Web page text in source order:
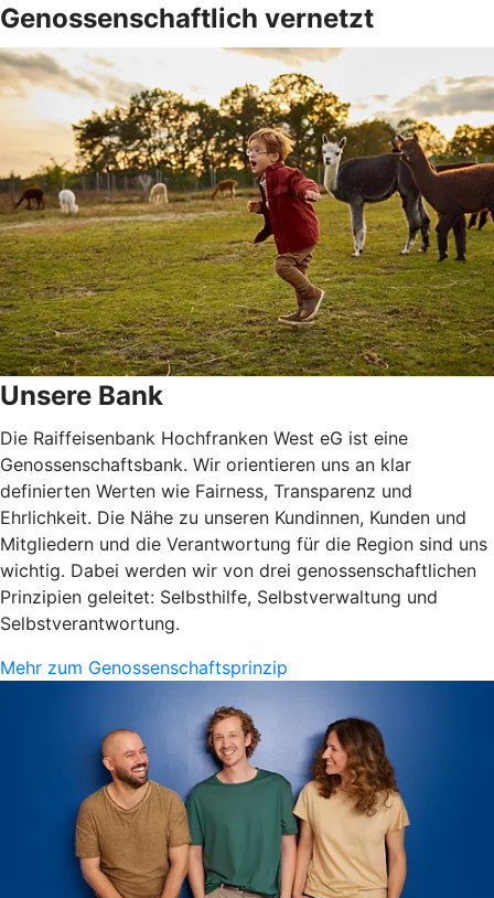
Genossenschaftlich vernetzt
Unsere Bank
Die Raiffeisenbank Hochfranken West eG ist eine
Genossenschaftsbank. Wir orientieren uns an klar
definierten Werten wie Fairness, Transparenz und
Ehrlichkeit. Die Nähe zu unseren Kundinnen, Kunden und
Mitgliedern und die Verantwortung für die Region sind uns
wichtig. Dabei werden wir von drei genossenschaftlichen
Prinzipien geleitet: Selbsthilfe, Selbstverwaltung und
Selbstverantwortung.
Mehr zum Genossenschaftsprinzip